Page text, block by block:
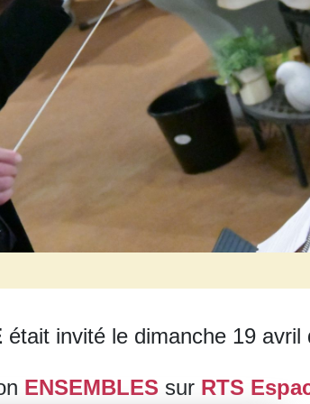
était invité le dimanche 19 avril
ENSEMBLES sur RTS